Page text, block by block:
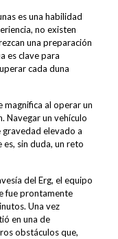
es una habilidad
no existen
una preparación
es clave para
cada duna
al operar un
Navegar un vehículo
elevado a
sin duda, un reto
del Erg, el equipo
fue prontamente
Una vez
en una de
obstáculos que,